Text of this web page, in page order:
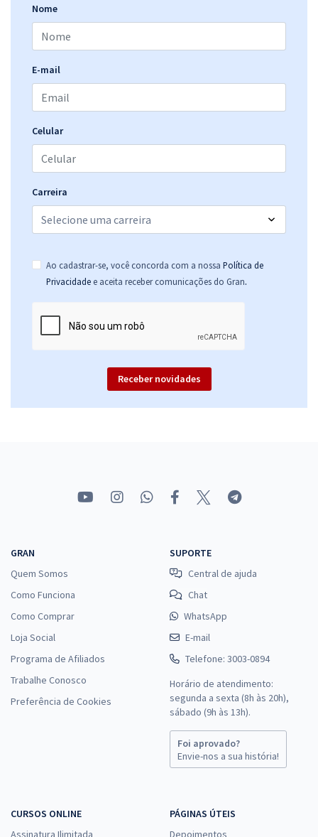
Nome
E-mail
Celular
Carreira
Ao cadastrar-se, você concorda com a nossa Política de
Privacidade e aceita receber comunicações do Gran.
Receber novidades
GRAN
Quem Somos
Como Funciona
Como Comprar
Loja Social
Programa de Afiliados
Trabalhe Conosco
Preferência de Cookies
SUPORTE
Central de ajuda
Chat
WhatsApp
E-mail
Telefone: 3003-0894
Horário de atendimento:
segunda a sexta (8h às 20h),
sábado (9h às 13h).
Foi aprovado?
Envie-nos a sua história!
CURSOS ONLINE
Assinatura Ilimitada
PÁGINAS ÚTEIS
Depoimentos